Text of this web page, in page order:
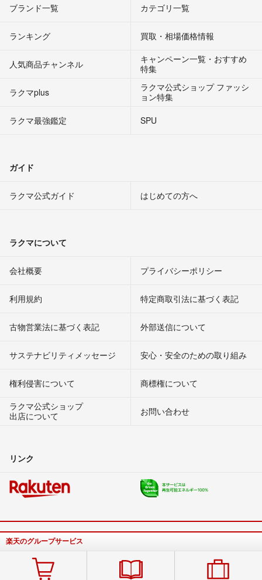
ブランド一覧 カテゴリ一覧
ランキング 買取・相場価格情報
人気商品チャンネル
キャンペーン一覧・おすすめ
特集
ラクマplus
ラクマ公式ショップ ファッシ
ョン特集
ラクマ最強鑑定
SPU
ガイド
ラクマ公式ガイド はじめての方へ
ラクマについて
会社概要 プライバシーポリシー
利用規約 特定商取引法に基づく表記
古物営業法に基づく表記 外部送信について
サステナビリティメッセージ 安心・安全のための取り組み
権利侵害について
商標権について
ラクマ公式ショップ
出店について
お問い合わせ
リンク
楽天のグループサービス